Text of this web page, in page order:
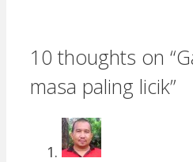
10 thoughts on
masa paling licik”